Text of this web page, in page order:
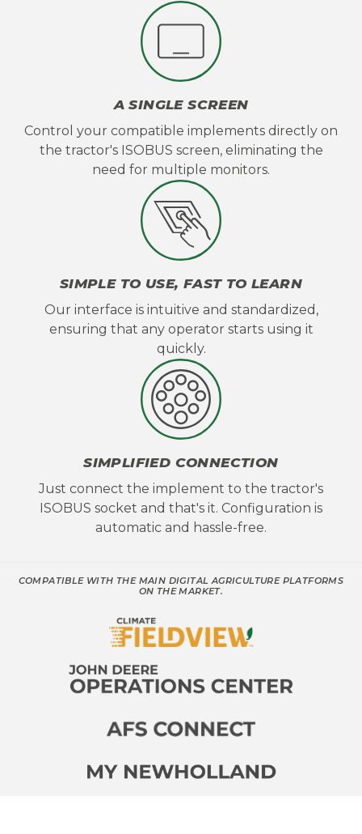
A SINGLE SCREEN
Control your compatible implements directly on
the tractor's ISOBUS screen, eliminating the
need for multiple monitors.
SIMPLE TO USE, FAST TO LEARN
Our interface is intuitive and standardized,
ensuring that any operator starts using it
quickly.
SIMPLIFIED CONNECTION
Just connect the implement to the tractor's
ISOBUS socket and that's it. Configuration is
automatic and hassle-free.
COMPATIBLE WITH THE MAIN DIGITAL AGRICULTURE PLATFORMS
ON THE MARKET.